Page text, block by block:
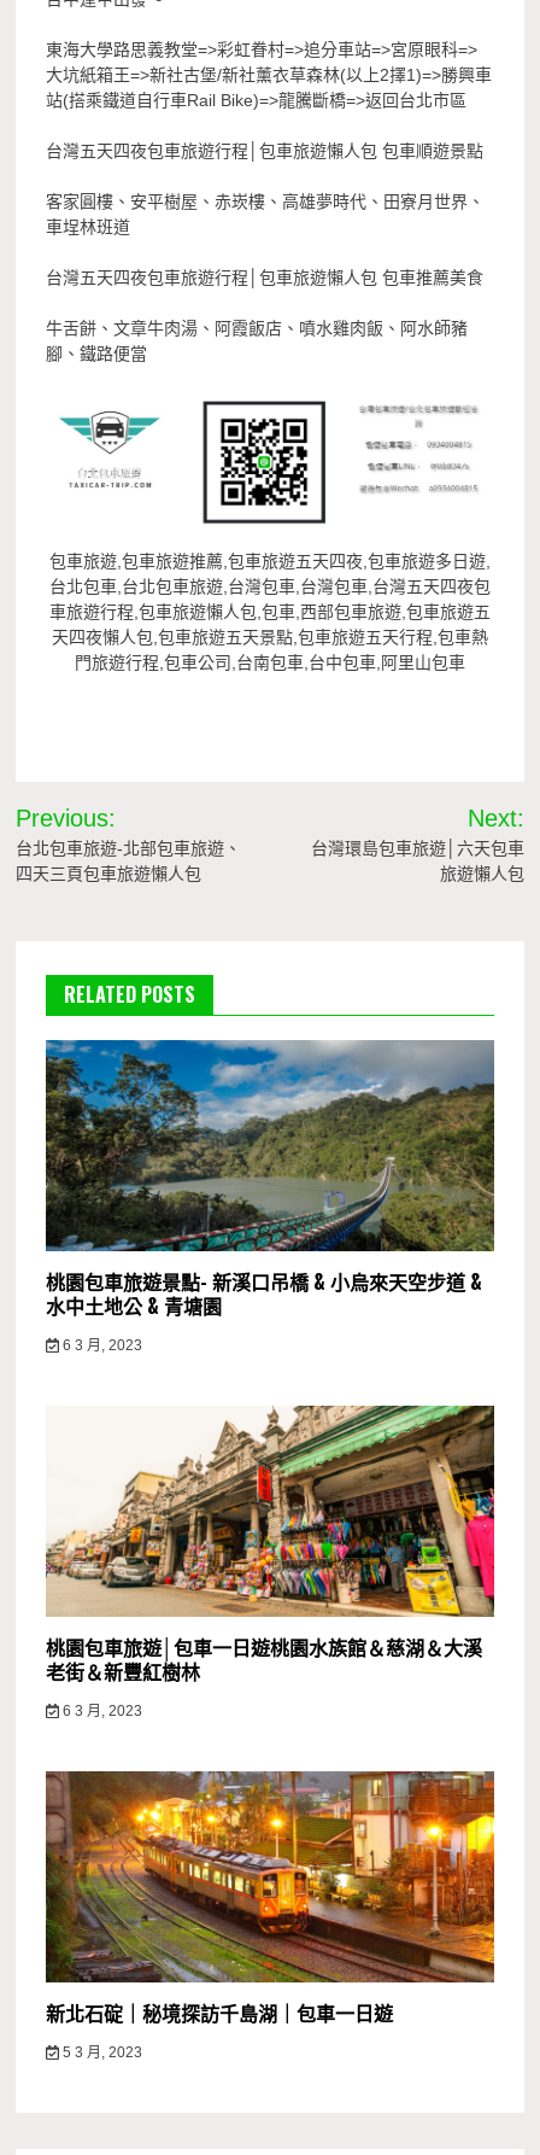
東海大學路思義教堂=>彩虹眷村=>追分車站=>宮原眼科=>
大坑紙箱王=>新社古堡/新社薰衣草森林(以上2擇1)=>勝興車
站(搭乘鐵道自行車Rail Bike)=>龍騰斷橋=>返回台北市區
台灣五天四夜包車旅遊行程│包車旅遊懶人包 包車順遊景點
客家圓樓、安平樹屋、赤崁樓、高雄夢時代、田寮月世界、
車埕林班道
台灣五天四夜包車旅遊行程│包車旅遊懶人包 包車推薦美食
牛舌餅、文章牛肉湯、阿霞飯店、噴水雞肉飯、阿水師豬
腳、鐵路便當
包車旅遊,包車旅遊推薦,包車旅遊五天四夜,包車旅遊多日遊,
台北包車,台北包車旅遊,台灣包車,台灣包車,台灣五天四夜包
車旅遊行程,包車旅遊懶人包,包車,西部包車旅遊,包車旅遊五
天四夜懶人包,包車旅遊五天景點,包車旅遊五天行程,包車熱
門旅遊行程,包車公司,台南包車,台中包車,阿里山包車
文
章
Previous:
台北包車旅遊-北部包車旅遊、
四天三頁包車旅遊懶人包
Next:
台灣環島包車旅遊│六天包車
旅遊懶人包
RELATED POSTS
桃園包車旅遊景點- 新溪口吊橋 & 小烏來天空步道 &
水中土地公 & 青塘園
6 3 月, 2023
桃園包車旅遊│包車一日遊桃園水族館＆慈湖＆大溪
老街＆新豐紅樹林
6 3 月, 2023
新北石碇｜秘境探訪千島湖｜包車一日遊
5 3 月, 2023